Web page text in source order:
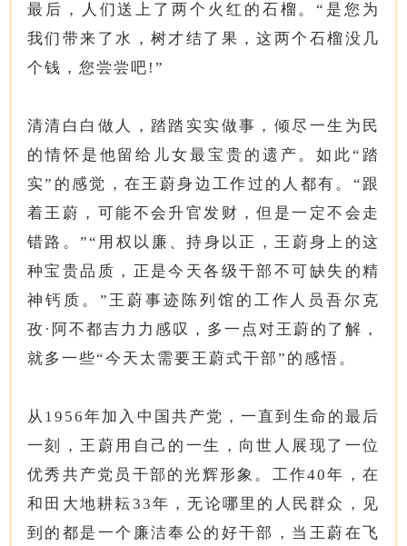
最后，人们送上了两个火红的石榴。“是您为
我们带来了水，树才结了果，这两个石榴没几
个钱，您尝尝吧!”
清清白白做人，踏踏实实做事，倾尽一生为民
的情怀是他留给儿女最宝贵的遗产。如此“踏
实”的感觉，在王蔚身边工作过的人都有。“跟
着王蔚，可能不会升官发财，但是一定不会走
错路。”“用权以廉、持身以正，王蔚身上的这
种宝贵品质，正是今天各级干部不可缺失的精
神钙质。”王蔚事迹陈列馆的工作人员吾尔克
孜·阿不都吉力力感叹，多一点对王蔚的了解，
就多一些“今天太需要王蔚式干部”的感悟。
从1956年加入中国共产党，一直到生命的最后
一刻，王蔚用自己的一生，向世人展现了一位
优秀共产党员干部的光辉形象。工作40年，在
和田大地耕耘33年，无论哪里的人民群众，见
到的都是一个廉洁奉公的好干部，当王蔚在飞